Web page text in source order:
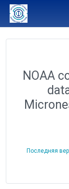
NOAA
Последняя